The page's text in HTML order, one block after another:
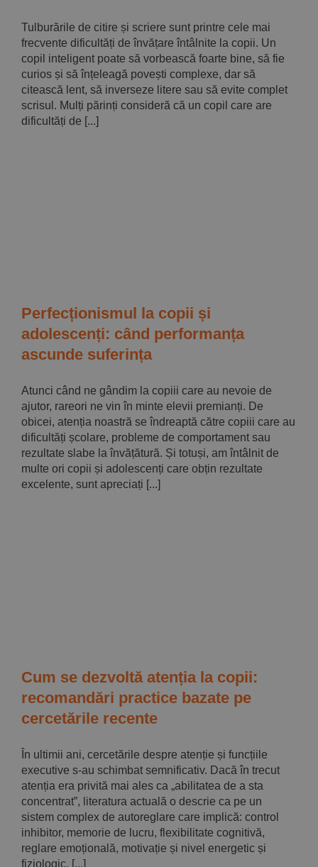
Tulburările de citire și scriere sunt printre cele mai
frecvente dificultăți de învățare întâlnite la copii. Un
copil inteligent poate să vorbească foarte bine, să fie
curios și să înțeleagă povești complexe, dar să
citească lent, să inverseze litere sau să evite complet
scrisul. Mulți părinți consideră că un copil care are
dificultăți de [...]
Perfecționismul la copii și
adolescenți: când performanța
ascunde suferința
Atunci când ne gândim la copiii care au nevoie de
ajutor, rareori ne vin în minte elevii premianți. De
obicei, atenția noastră se îndreaptă către copiii care au
dificultăți școlare, probleme de comportament sau
rezultate slabe la învățătură. Și totuși, am întâlnit de
multe ori copii și adolescenți care obțin rezultate
excelente, sunt apreciați [...]
Cum se dezvoltă atenția la copii:
recomandări practice bazate pe
cercetările recente
În ultimii ani, cercetările despre atenție și funcțiile
executive s-au schimbat semnificativ. Dacă în trecut
atenția era privită mai ales ca „abilitatea de a sta
concentrat”, literatura actuală o descrie ca pe un
sistem complex de autoreglare care implică: control
inhibitor, memorie de lucru, flexibilitate cognitivă,
reglare emoțională, motivație și nivel energetic și
fiziologic. [...]